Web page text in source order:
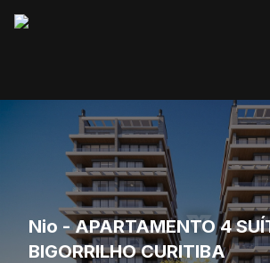
Nio - APARTAMENTO 4
BIGORRILHO CURITIBA